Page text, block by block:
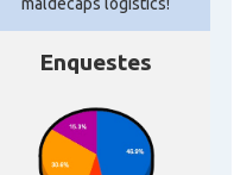
Enquestes